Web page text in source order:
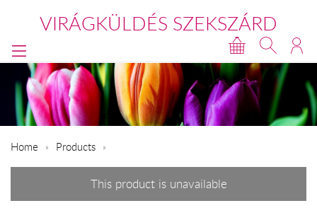
VIRÁGKÜLDÉS SZEKSZÁRD
Home Products
This product is unavailable